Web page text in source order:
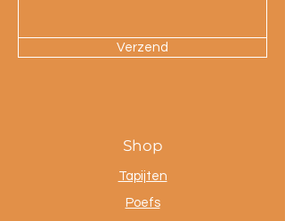
Verzend
Shop
Tapijten
Poefs